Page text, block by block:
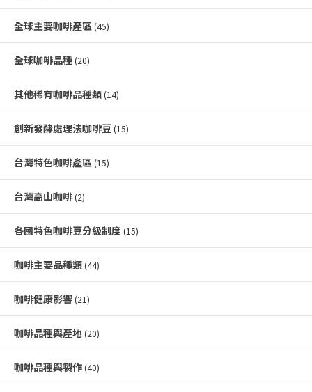
全球主要咖啡產區 (45)
全球咖啡品種 (20)
其他稀有咖啡品種類 (14)
創新發酵處理法咖啡豆 (15)
台灣特色咖啡產區 (15)
台灣高山咖啡(2)
各國特色咖啡豆分級制度 (15)
咖啡主要品種類 (44)
咖啡健康影響 (21)
咖啡品種與產地 (20)
咖啡品種與製作 (40)